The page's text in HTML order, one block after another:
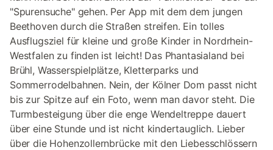
"Spurensuche" gehen. Per App mit dem dem jungen
Beethoven durch die Straßen streifen. Ein tolles
Ausflugsziel für kleine und große Kinder in Nordrhein-
Westfalen zu finden ist leicht! Das Phantasialand bei
Brühl, Wasserspielplätze, Kletterparks und
Sommerrodelbahnen. Nein, der Kölner Dom passt nicht
bis zur Spitze auf ein Foto, wenn man davor steht. Die
Turmbesteigung über die enge Wendeltreppe dauert
über eine Stunde und ist nicht kindertauglich. Lieber
über die Hohenzollernbrücke mit den Liebesschlössern